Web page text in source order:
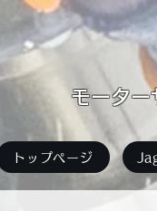
モータ
トップページ